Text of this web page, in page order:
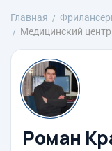
Главная
Медицинский
Роман